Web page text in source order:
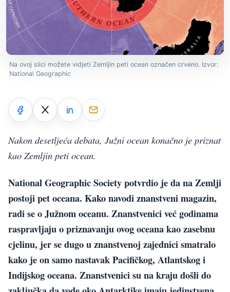
Na ovoj slici možete vidjeti Zemljin peti ocean označen crveno. Izvor:
National Geographic
Nakon desetljeća debata, Južni ocean konačno je priznat
kao Zemljin peti ocean.
National Geographic Society potvrdio je da na Zemlji
postoji pet oceana. Kako navodi znanstveni magazin,
radi se o Južnom oceanu. Znanstvenici već godinama
raspravljaju o priznavanju ovog oceana kao zasebnu
cjelinu, jer se dugo u znanstvenoj zajednici smatralo
kako je on samo nastavak Pacifičkog, Atlantskog i
Indijskog oceana. Znanstvenici su na kraju došli do